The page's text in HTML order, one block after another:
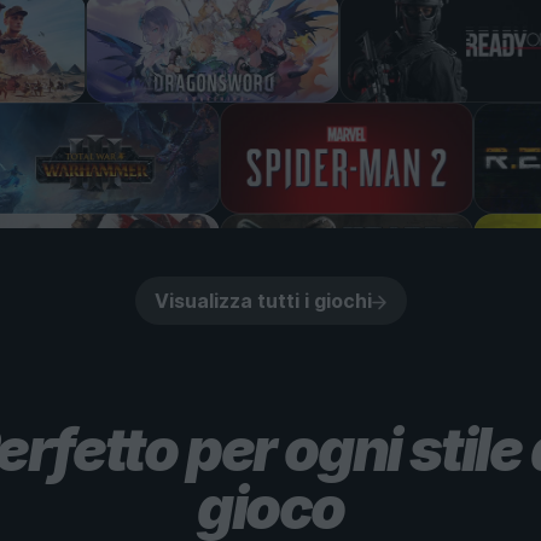
Visualizza tutti i giochi
per ogni stile
gioco